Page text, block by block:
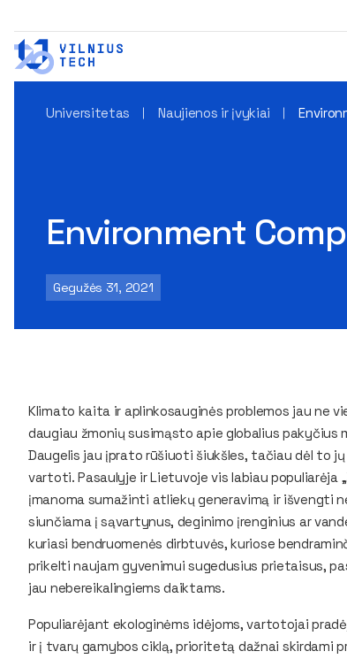
Universitetas Naujienos ir įvykiai
Environment
Gegužės 31, 2021
Klimato kaita ir aplinkosauginės problemos jau ne
daugiau žmonių susimąsto apie globalius pakyčius
Daugelis jau įprato rūšiuoti šiukšles, tačiau dėl to
vartoti. Pasaulyje ir Lietuvoje vis labiau populiarėja
įmanoma sumažinti atliekų generavimą ir išvengti
siunčiama į sąvartynus, deginimo įrenginius ar
kuriasi bendruomenės dirbtuvės, kuriose
prikelti naujam gyvenimui sugedusius prietaisus,
jau nebereikalingiems daiktams.
Populiarėjant ekologinėms idėjoms, vartotojai
ir į tvarų gamybos ciklą, prioritetą dažnai skirdami